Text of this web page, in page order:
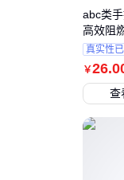
￥26
abc类
高效阻
真实性
查